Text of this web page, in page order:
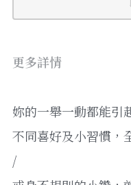
更多詳情
妳的一舉一動都能引
不同喜好及小習慣，
/